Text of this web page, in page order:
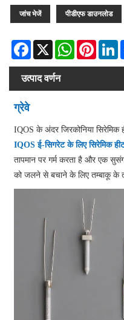
जांच भेजें पीडीएफ डाउनलोड
Facebook
X WhatsAppPinterest
उत्पाद वर्णन
ग्रेवे
IQOS के अंदर जिरकोनिया सिरेमिक
IQOS ई-सिगरेट के लिए सिरेमिक
तापमान पर गर्म करता है और एक
को जलने से बचाने के लिए तम्बाकू के